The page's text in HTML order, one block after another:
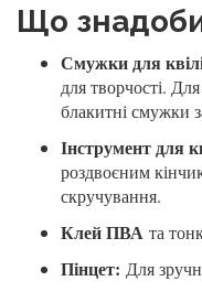
Що
Смужки для
для творчості.
блакитні смужки
Інструмент для
роздвоєним
скручування.
Клей ПВА та
Пінцет: Для